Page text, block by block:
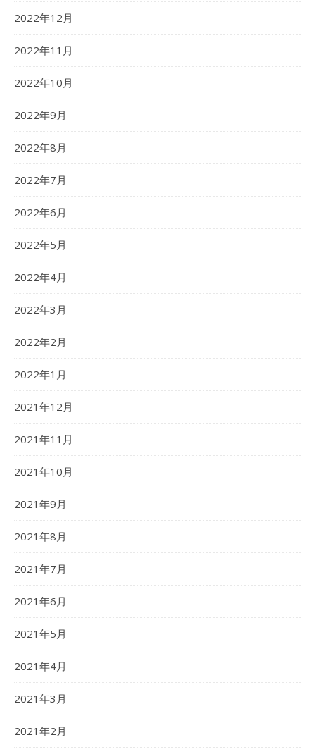
2022年12月
2022年11月
2022年10月
2022年9月
2022年8月
2022年7月
2022年6月
2022年5月
2022年4月
2022年3月
2022年2月
2022年1月
2021年12月
2021年11月
2021年10月
2021年9月
2021年8月
2021年7月
2021年6月
2021年5月
2021年4月
2021年3月
2021年2月